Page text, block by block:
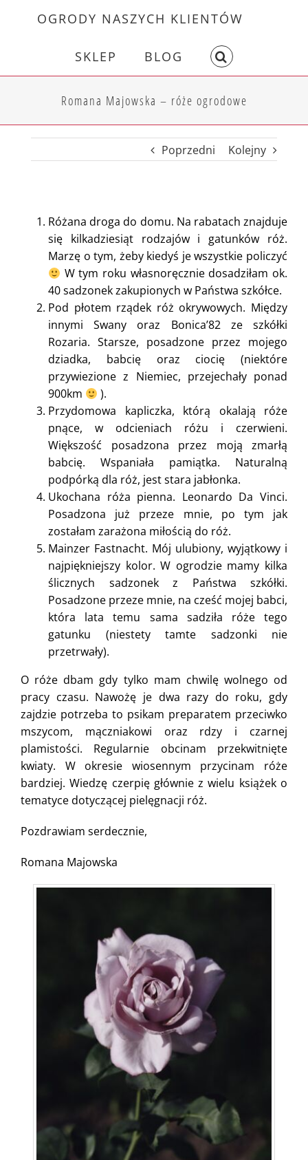
OGRODY NASZYCH KLIENTÓW
SKLEP BLOG
Romana Majowska – róże ogrodowe
Poprzedni Kolejny
Różana droga do domu. Na rabatach znajduje
się kilkadziesiąt rodzajów i gatunków róż.
Marzę o tym, żeby kiedyś je wszystkie policzyć
W tym roku własnoręcznie dosadziłam ok.
40 sadzonek zakupionych w Państwa szkółce.
Pod płotem rządek róż okrywowych. Między
innymi Swany oraz Bonica’82 ze szkółki
Rozaria. Starsze, posadzone przez mojego
dziadka, babcię oraz ciocię (niektóre
przywiezione z Niemiec, przejechały ponad
900km
).
Przydomowa kapliczka, którą okalają róże
pnące, w odcieniach różu i czerwieni.
Większość posadzona przez moją zmarłą
babcię. Wspaniała pamiątka. Naturalną
podpórką dla róż, jest stara jabłonka.
Ukochana róża pienna. Leonardo Da Vinci.
Posadzona już przeze mnie, po tym jak
zostałam zarażona miłością do róż.
Mainzer Fastnacht. Mój ulubiony, wyjątkowy i
najpiękniejszy kolor. W ogrodzie mamy kilka
ślicznych sadzonek z Państwa szkółki.
Posadzone przeze mnie, na cześć mojej babci,
która lata temu sama sadziła róże tego
gatunku (niestety tamte sadzonki nie
przetrwały).
O róże dbam gdy tylko mam chwilę wolnego od
pracy czasu. Nawożę je dwa razy do roku, gdy
zajdzie potrzeba to psikam preparatem przeciwko
mszycom, mączniakowi oraz rdzy i czarnej
plamistości. Regularnie obcinam przekwitnięte
kwiaty. W okresie wiosennym przycinam róże
bardziej. Wiedzę czerpię głównie z wielu książek o
tematyce dotyczącej pielęgnacji róż.
Pozdrawiam serdecznie,
Romana Majowska